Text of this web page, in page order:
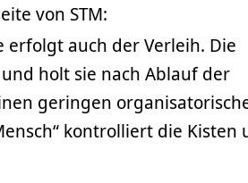
von STM:
erfolgt auch der Verleih. Die
und holt sie nach Ablauf der
geringen
kontrolliert die Kisten